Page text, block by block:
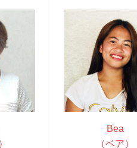
Bea
（ベア）